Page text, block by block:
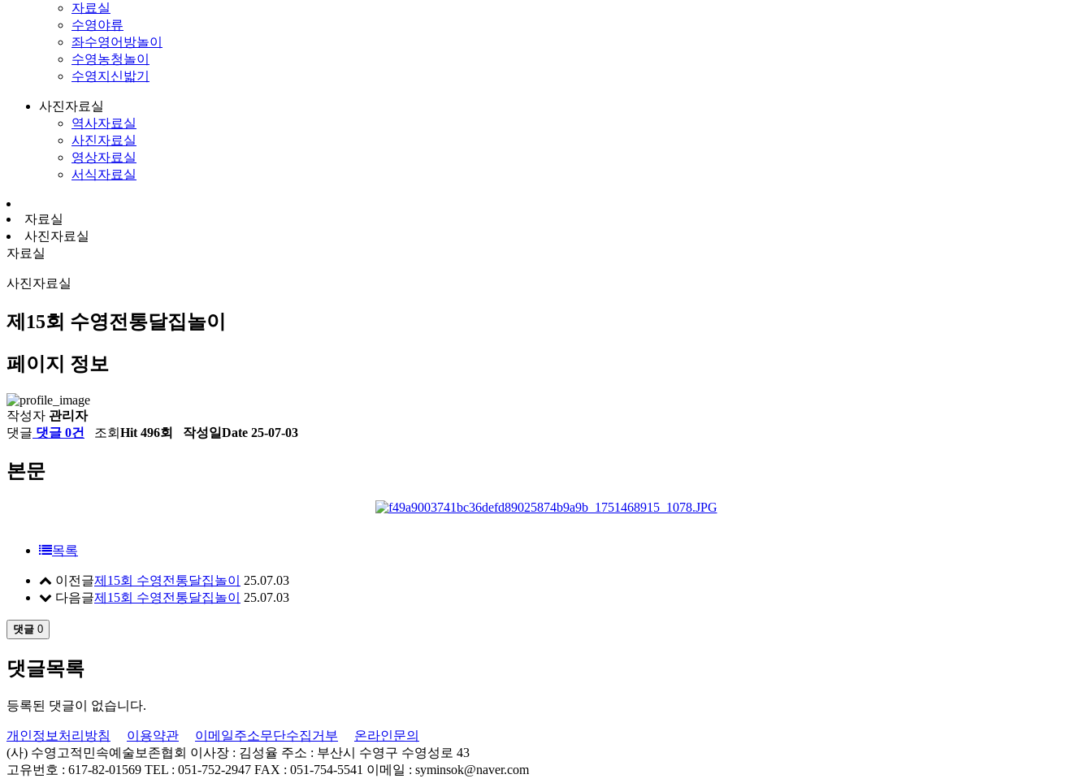
자료실
수영야류
좌수영어방놀이
수영농청놀이
수영지신밟기
사진자료실
역사자료실
사진자료실
영상자료실
서식자료실
자료실
사진자료실
자료실
사진자료실
제15회 수영전통달집놀이
페이지 정보
작성자 관리자
댓글 댓글 0건 조회 Hit 496회 작성일Date 25-07-03
본문
목록
이전글제15회 수영전통달집놀이
25.07.03
다음글제15회 수영전통달집놀이 25.07.03
댓글 0
댓글목록
등록된 댓글이 없습니다.
개인정보처리방침 이용약관 이메일주소무단수집거부
온라인문의
(사) 수영고적민속예술보존협회 이사장 : 김성율 주소 : 부산시 수영구 수영성로 43
고유번호 : 617-82-01569 TEL : 051-752-2947 FAX : 051-754-5541 이메일 : syminsok@naver.com